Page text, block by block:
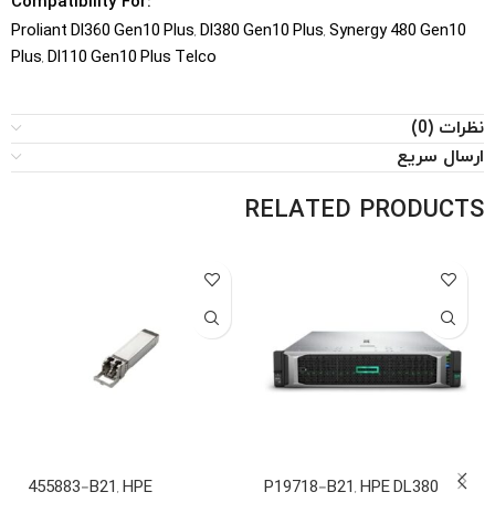
Proliant Dl360 Gen10 Plus, Dl380 Gen10 Plus, Synergy 480 Gen10
Plus, Dl110 Gen10 Plus Telco
نظرات (0)
ارسال سریع
RELATED PRODUCTS
P19718-B21, HPE DL380
455883-B21, HPE